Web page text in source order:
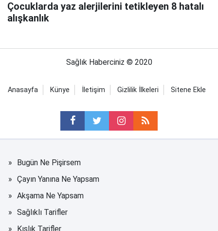
Çocuklarda yaz alerjilerini tetikleyen 8 hatalı
alışkanlık
Sağlık Haberciniz © 2020
Anasayfa Künye İletişim Gizlilik İlkeleri Sitene Ekle
Bugün Ne Pişirsem
Çayın Yanına Ne Yapsam
Akşama Ne Yapsam
Sağlıklı Tarifler
Kışlık Tarifler